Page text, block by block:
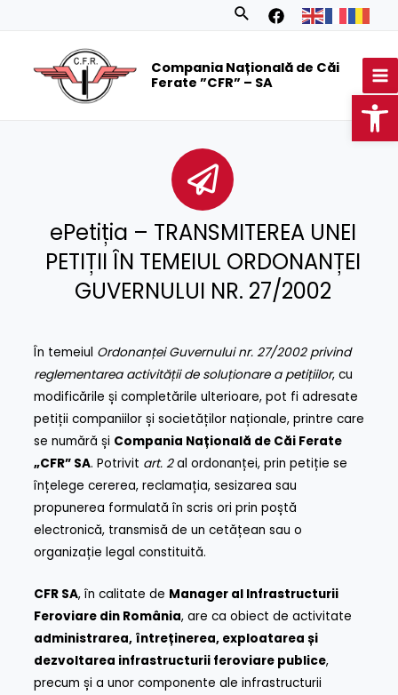
Search
Compania Națională de Căi
Ferate ”CFR” – SA
ePetiția – TRANSMITEREA UNEI
PETIȚII ÎN TEMEIUL ORDONANȚEI
GUVERNULUI NR. 27/2002
În temeiul Ordonanței Guvernului nr. 27/2002 privind
reglementarea activității de soluționare a petițiilor, cu
modificările și completările ulterioare, pot fi adresate
petiții companiilor și societăților naționale, printre care
se numără și Compania Națională de Căi Ferate
„CFR” SA. Potrivit art. 2al ordonanței, prin petiție se
înțelege cererea, reclamația, sesizarea sau
propunerea formulată în scris ori prin poștă
electronică, transmisă de un cetățean sau o
organizație legal constituită.
CFR SA, în calitate de Manager al Infrastructurii
Feroviare din România, are ca obiect de activitate
administrarea, întreținerea, exploatarea și
dezvoltarea infrastructurii feroviare publice,
precum și a unor componente ale infrastructurii